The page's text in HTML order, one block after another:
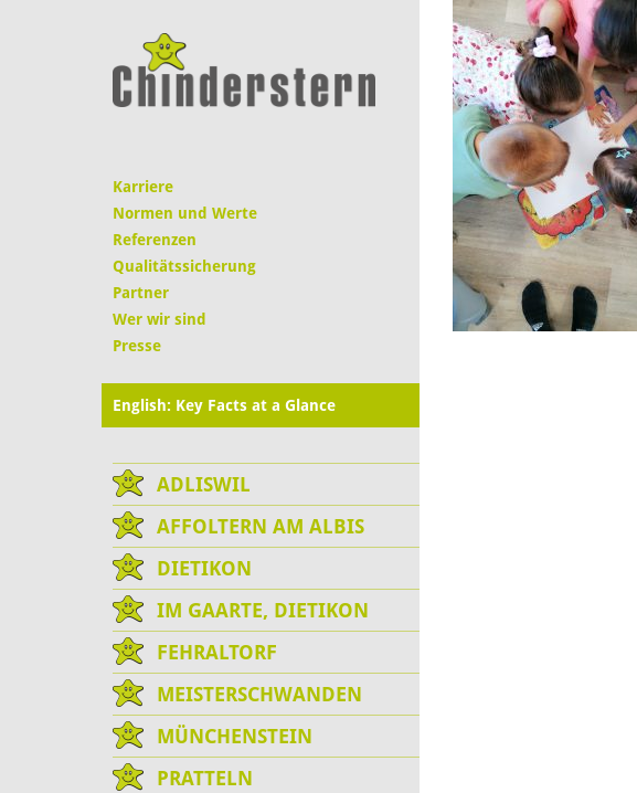
Karriere
Normen und Werte
Referenzen
Qualitätssicherung
Partner
Wer wir sind
Presse
English: Key Facts at a Glance
ADLISWIL
AFFOLTERN AM ALBIS
DIETIKON
IM GAARTE, DIETIKON
FEHRALTORF
MEISTERSCHWANDEN
MÜNCHENSTEIN
PRATTELN